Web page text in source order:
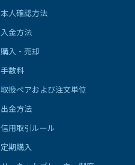
本人確認方法
入金方法
購入・売却
手数料
取扱ペアおよび注文単位
出金方法
信用取引ルール
定期購入